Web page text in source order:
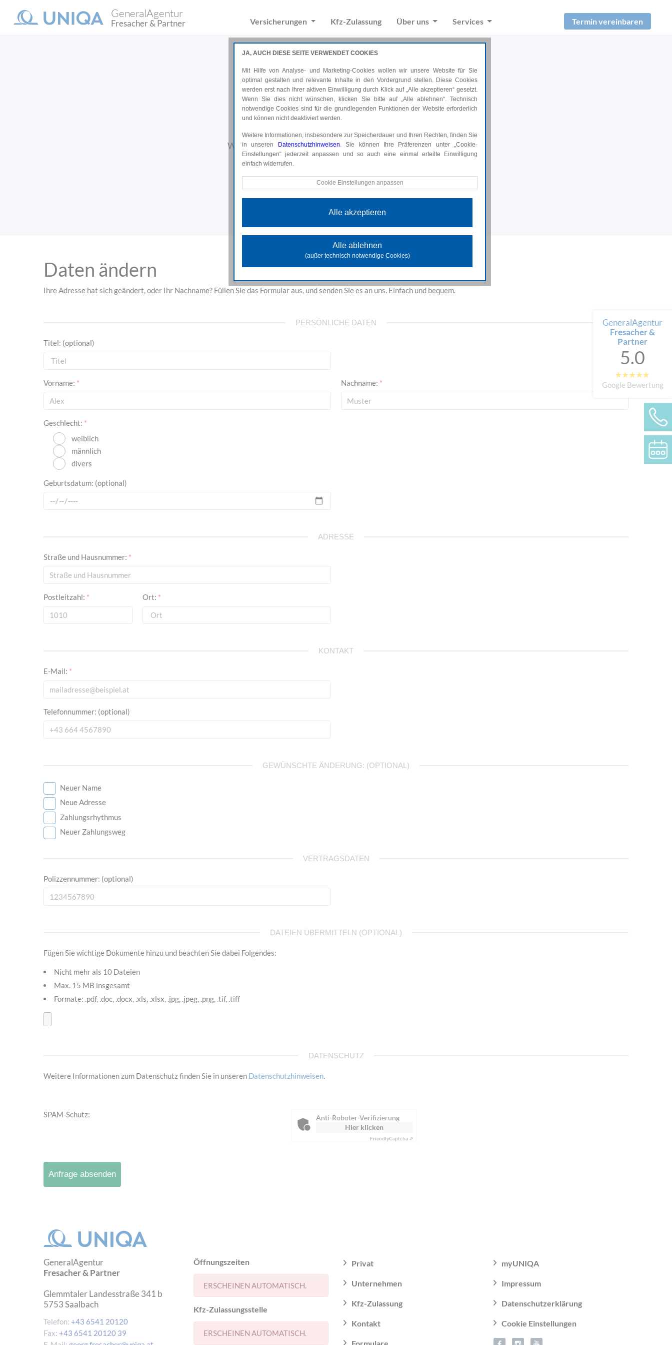
GeneralAgentur
Fresacher & Partner Versicherungen Kfz-Zulassung Über uns Services Termin vereinbaren
Datenänderung
Wir möchten Ihnen die Änderung Ihrer Daten vereinfachen.
GeneralAgentur
Fresacher &
Partner
5.0
Google Bewertung
Daten ändern
Ihre Adresse hat sich geändert, oder Ihr Nachname? Füllen Sie das Formular aus, und senden Sie es an uns. Einfach und bequem.
PERSÖNLICHE DATEN
Titel: (optional)
Vorname: * Nachname: *
Geschlecht: *
weiblich
männlich
divers
Geburtsdatum: (optional)
ADRESSE
Straße und Hausnummer: *
Postleitzahl: * Ort: *
KONTAKT
E-Mail: *
Telefonnummer: (optional)
GEWÜNSCHTE ÄNDERUNG: (OPTIONAL)
Neuer Name
Neue Adresse
Zahlungsrhythmus
Neuer Zahlungsweg
VERTRAGSDATEN
Polizzennummer: (optional)
DATEIEN ÜBERMITTELN (OPTIONAL)
Fügen Sie wichtige Dokumente hinzu und beachten Sie dabei Folgendes:
Nicht mehr als 10 Dateien
Max. 15 MB insgesamt
Formate: .pdf, .doc, .docx, .xls, .xlsx, .jpg, .jpeg, .png, .tif, .tiff
DATENSCHUTZ
Weitere Informationen zum Datenschutz finden Sie in unseren Datenschutzhinweisen.
SPAM-Schutz:
Anti-Roboter-Verifizierung
Hier klicken
FriendlyCaptcha ⇗
Anfrage absenden
GeneralAgentur
Fresacher & Partner
Glemmtaler Landesstraße 341 b
5753Saalbach
Telefon: +43 6541 20120
Fax: +43 6541 20120 39
Öffnungszeiten
ERSCHEINEN AUTOMATISCH.
Kfz-Zulassungsstelle
ERSCHEINEN AUTOMATISCH.
Privat
Unternehmen
Kfz-Zulassung
Kontakt
Formulare
myUNIQA
Impressum
Datenschutzerklärung
Cookie Einstellungen
JA, AUCH DIESE SEITE VERWENDET COOKIES
Mit Hilfe von Analyse- und Marketing-Cookies wollen wir unsere Website für Sie
optimal gestalten und relevante Inhalte in den Vordergrund stellen. Diese Cookies
werden erst nach Ihrer aktiven Einwilligung durch Klick auf „Alle akzeptieren“ gesetzt.
Wenn Sie dies nicht wünschen, klicken Sie bitte auf „Alle ablehnen“. Technisch
notwendige Cookies sind für die grundlegenden Funktionen der Website erforderlich
und können nicht deaktiviert werden.
Weitere Informationen, insbesondere zur Speicherdauer und Ihren Rechten, finden Sie
in unseren
Datenschutzhinweisen. Sie können Ihre Präferenzen unter „Cookie-
Einstellungen“ jederzeit anpassen und so auch eine einmal erteilte Einwilligung
einfach widerrufen.
Technische Cookies
Website-Nutzung. Damit analysieren wir das Verhalten und die Zugriffsquellen
der Besuchenden und können in weiterer Folge die zur Verfügung gestellten
Diese Cookies dienen dazu Marketingaktivitäten zu optimieren und werden von
Cookie Einstellungen anpassen
Alle akzeptieren
Alle ablehnen
(außer technisch notwendige Cookies)